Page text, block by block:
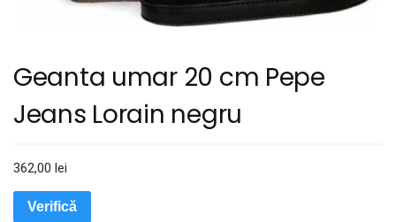
Geanta umar 20 cm Pepe
Jeans Lorain negru
362,00 lei
Verifică